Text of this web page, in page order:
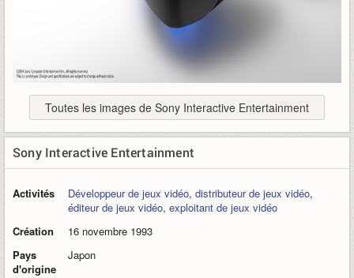
Toutes les images de Sony Interactive Entertainment
Sony Interactive Entertainment
Activités Développeur de jeux vidéo, distributeur de jeux vidéo,
éditeur de jeux vidéo, exploitant de jeux vidéo
Création
16 novembre 1993
Pays
d'origine
Japon